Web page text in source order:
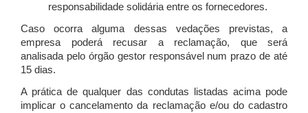
responsabilidade solidária entre os fornecedores.
Caso ocorra alguma dessas vedações previstas, a
empresa poderá recusar a reclamação, que será
analisada pelo órgão gestor responsável num prazo de até
15 dias.
A prática de qualquer das condutas listadas acima pode
implicar o cancelamento da reclamação e/ou do cadastro